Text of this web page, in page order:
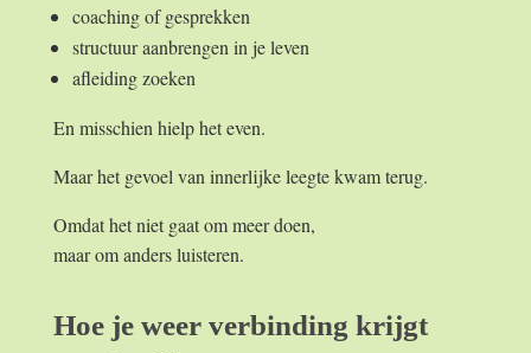
coaching of gesprekken
structuur aanbrengen in je leven
afleiding zoeken
En misschien hielp het even.
Maar het gevoel van innerlijke leegte kwam terug.
Omdat het niet gaat om meer doen,
maar om anders luisteren.
Hoe je weer verbinding krijgt